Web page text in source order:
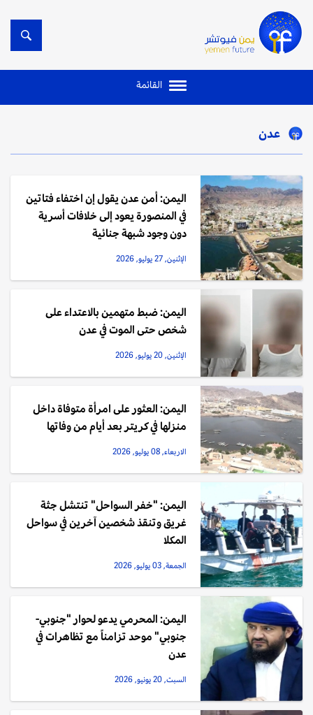
القائمة
عدن
اليمن: أمن عدن يقول إن اختفاء فتاتين
في المنصورة يعود إلى خلافات أسرية
دون وجود شبهة جنائية
الإثنين, 27 يوليو, 2026
اليمن: ضبط متهمين بالاعتداء على
شخص حتى الموت في عدن
الإثنين, 20 يوليو, 2026
اليمن: العثور على امرأة متوفاة داخل
منزلها في كريتر بعد أيام من وفاتها
الاربعاء, 08 يوليو, 2026
اليمن: "خفر السواحل" تنتشل جثة
غريق وتنقذ شخصين آخرين في سواحل
المكلا
الجمعة, 03 يوليو, 2026
اليمن: المحرمي يدعو لحوار "جنوبي-
جنوبي" موحد تزامناً مع تظاهرات في
عدن
السبت, 20 يونيو, 2026